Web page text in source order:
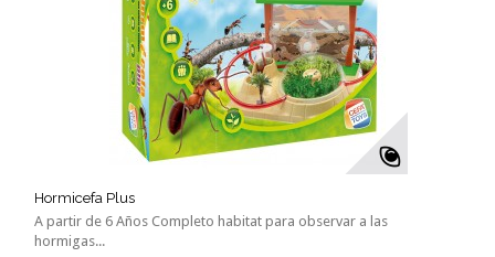
Hormicefa Plus
A partir de 6 Años Completo habitat para observar a las
hormigas...